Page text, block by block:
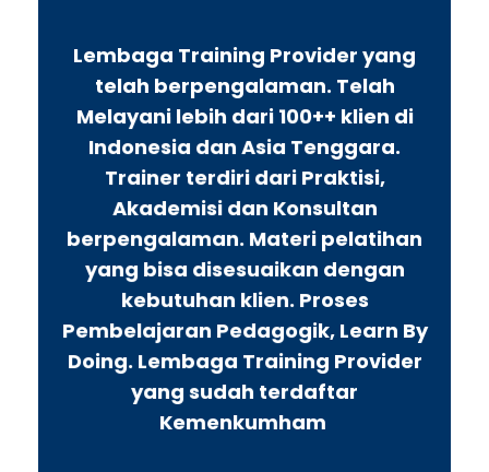
Lembaga Training Provider yang
telah berpengalaman. Telah
Melayani lebih dari 100++ klien di
Indonesia dan Asia Tenggara.
Trainer terdiri dari Praktisi,
Akademisi dan Konsultan
berpengalaman. Materi pelatihan
yang bisa disesuaikan dengan
kebutuhan klien. Proses
Pembelajaran Pedagogik, Learn By
Doing. Lembaga Training Provider
yang sudah terdaftar
Kemenkumham